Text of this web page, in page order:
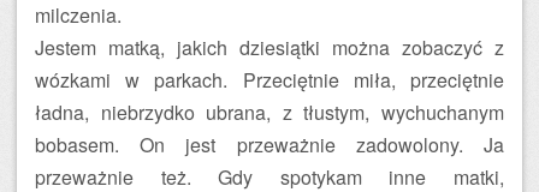
milczenia.
Jestem matką, jakich dziesiątki można zobaczyć z
wózkami w parkach. Przeciętnie miła, przeciętnie
ładna, niebrzydko ubrana, z tłustym, wychuchanym
bobasem. On jest przeważnie zadowolony. Ja
przeważnie też. Gdy spotykam inne matki,